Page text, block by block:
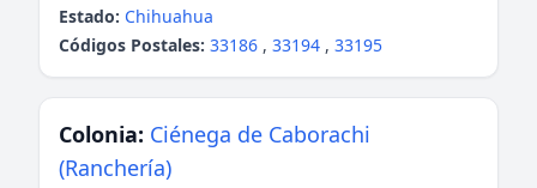
Estado: Chihuahua
Códigos Postales: 33186 , 33194 , 33195
Colonia: Ciénega de Caborachi
(Ranchería)